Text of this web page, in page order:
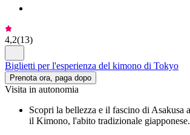
4,2(13)
Biglietti per l'esperienza del kimono di Tokyo
Prenota ora, paga dopo
Visita in autonomia
Scopri la bellezza e il fascino di Asakusa
il Kimono, l'abito tradizionale giapponese.